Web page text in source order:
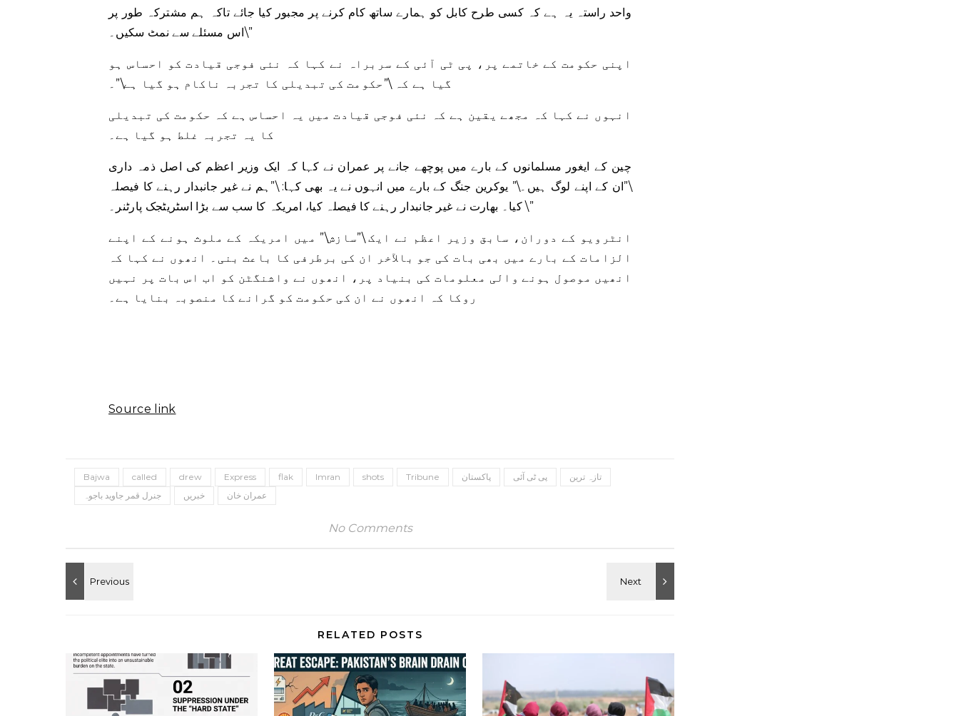
واحد راستہ یہ ہے کہ کسی طرح کابل کو ہمارے ساتھ کام کرنے پر مجبور کیا جائے تاکہ ہم مشترکہ طور پر
اس مسئلے سے نمٹ سکیں۔\”
اپنی حکومت کے خاتمے پر، پی ٹی آئی کے سربراہ نے کہا کہ نئی فوجی قیادت کو احساس ہو
گیا ہے کہ \”حکومت کی تبدیلی کا تجربہ ناکام ہو گیا ہے\”۔
انہوں نے کہا کہ مجھے یقین ہے کہ نئی فوجی قیادت میں یہ احساس ہے کہ حکومت کی تبدیلی
کا یہ تجربہ غلط ہو گیا ہے۔
چین کے ایغور مسلمانوں کے بارے میں پوچھے جانے پر عمران نے کہا کہ ایک وزیر اعظم کی اصل ذمہ داری
\”ان کے اپنے لوگ ہیں۔\” یوکرین جنگ کے بارے میں انہوں نے یہ بھی کہا: \”ہم نے غیر جانبدار رہنے کا فیصلہ
کیا۔ بھارت نے غیر جانبدار رہنے کا فیصلہ کیا، امریکہ کا سب سے بڑا اسٹریٹجک پارٹنر۔ \”
انٹرویو کے دوران، سابق وزیر اعظم نے ایک \”سازش\” میں امریکہ کے ملوث ہونے کے اپنے
الزامات کے بارے میں بھی بات کی جو بالآخر ان کی برطرفی کا باعث بنی۔ انھوں نے کہا کہ
انھیں موصول ہونے والی معلومات کی بنیاد پر، انھوں نے واشنگٹن کو اب اس بات پر نہیں
روکا کہ انھوں نے ان کی حکومت کو گرانے کا منصوبہ بنایا ہے۔
Source link
Bajwa called drew Express flak Imran shots Tribune پاکستان پی ٹی آئی
تازہ ترین
جنرل قمر جاوید باجوہ
خبریں عمران خان
No Comments
RELATED POSTS